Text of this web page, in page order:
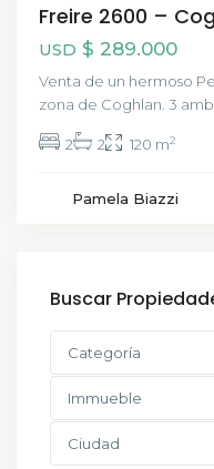
Freire 2600 –
USD $ 289.000
Venta de un hermoso
zona de Coghlan. 3
2 2 120 m2
Pamela Biazzi
Buscar
Categoría
Immueble
Ciudad